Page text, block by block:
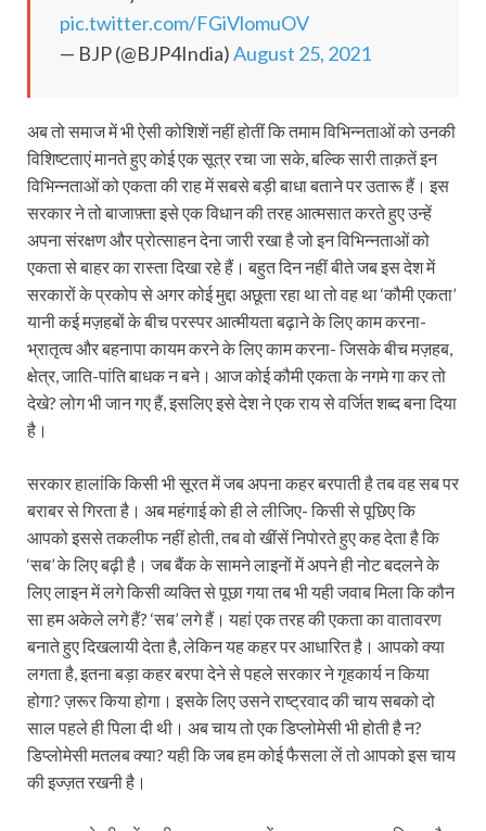
pic.twitter.com/FGiVlomuOV
— BJP (@BJP4India)August 25, 2021
अब तो समाज में भी ऐसी कोशिशें नहीं होतीं कि तमाम विभिन्नताओं को उनकी
विशिष्टताएं मानते हुए कोई एक सूत्र रचा जा सके, बल्कि सारी ताक़तें इन
विभिन्नताओं को एकता की राह में सबसे बड़ी बाधा बताने पर उतारू हैं। इस
सरकार ने तो बाजाफ़्ता इसे एक विधान की तरह आत्मसात करते हुए उन्हें
अपना संरक्षण और प्रोत्साहन देना जारी रखा है जो इन विभिन्नताओं को
एकता से बाहर का रास्ता दिखा रहे हैं। बहुत दिन नहीं बीते जब इस देश में
सरकारों के प्रकोप से अगर कोई मुद्दा अछूता रहा था तो वह था ‘कौमी एकता’
यानी कई मज़हबों के बीच परस्पर आत्मीयता बढ़ाने के लिए काम करना-
भ्रातृत्व और बहनापा कायम करने के लिए काम करना- जिसके बीच मज़हब,
क्षेत्र, जाति-पांति बाधक न बने। आज कोई कौमी एकता के नगमे गा कर तो
देखे? लोग भी जान गए हैं, इसलिए इसे देश ने एक राय से वर्जित शब्द बना दिया
है।
सरकार हालांकि किसी भी सूरत में जब अपना कहर बरपाती है तब वह सब पर
बराबर से गिरता है। अब महंगाई को ही ले लीजिए- किसी से पूछिए कि
आपको इससे तकलीफ नहीं होती, तब वो खींसें निपोरते हुए कह देता है कि
‘सब’ के लिए बढ़ी है। जब बैंक के सामने लाइनों में अपने ही नोट बदलने के
लिए लाइन में लगे किसी व्यक्ति से पूछा गया तब भी यही जवाब मिला कि कौन
सा हम अकेले लगे हैं? ‘सब’ लगे हैं। यहां एक तरह की एकता का वातावरण
बनाते हुए दिखलायी देता है, लेकिन यह कहर पर आधारित है। आपको क्या
लगता है, इतना बड़ा कहर बरपा देने से पहले सरकार ने गृहकार्य न किया
होगा? ज़रूर किया होगा। इसके लिए उसने राष्ट्रवाद की चाय सबको दो
साल पहले ही पिला दी थी। अब चाय तो एक डिप्लोमेसी भी होती है न?
डिप्लोमेसी मतलब क्या? यही कि जब हम कोई फैसला लें तो आपको इस चाय
की इज्ज़त रखनी है।